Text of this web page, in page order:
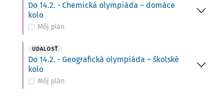
Do 14.2. - Chemická olympiáda – domáce
kolo
Môj plán
UDALOSŤ
Do 14.2. - Geografická olympiáda – školské
kolo
Môj plán